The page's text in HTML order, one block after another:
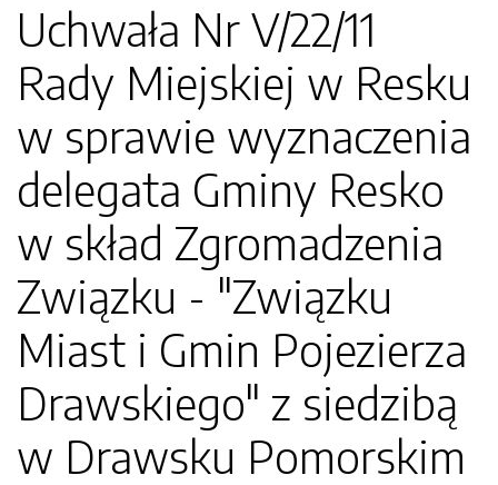
Uchwała Nr V/22/11
Rady Miejskiej w Resku
w sprawie wyznaczenia
delegata Gminy Resko
w skład Zgromadzenia
Związku - "Związku
Miast i Gmin Pojezierza
Drawskiego" z siedzibą
w Drawsku Pomorskim